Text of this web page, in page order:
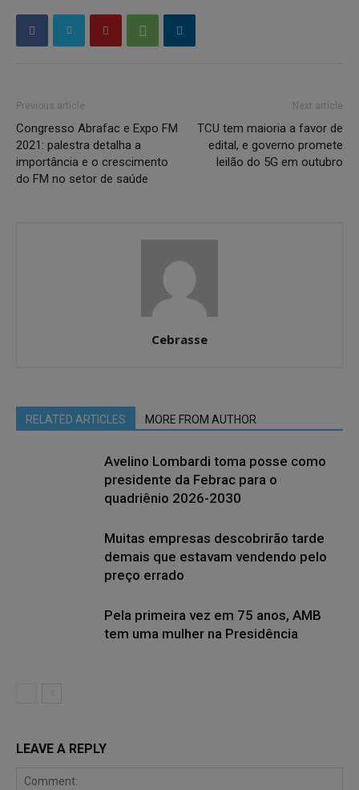
Previous article
Congresso Abrafac e Expo FM
2021: palestra detalha a
importância e o crescimento
do FM no setor de saúde
Next article
TCU tem maioria a favor de
edital, e governo promete
leilão do 5G em outubro
Cebrasse
RELATED ARTICLES MORE FROM AUTHOR
Avelino Lombardi toma posse como
presidente da Febrac para o
quadriênio 2026-2030
Muitas empresas descobrirão tarde
demais que estavam vendendo pelo
preço errado
Pela primeira vez em 75 anos, AMB
tem uma mulher na Presidência
LEAVE A REPLY